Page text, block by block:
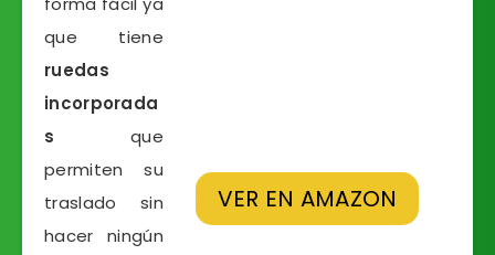
VER EN AMAZON
que tiene
ruedas
incorporada
s que
permiten su
traslado sin
hacer ningún